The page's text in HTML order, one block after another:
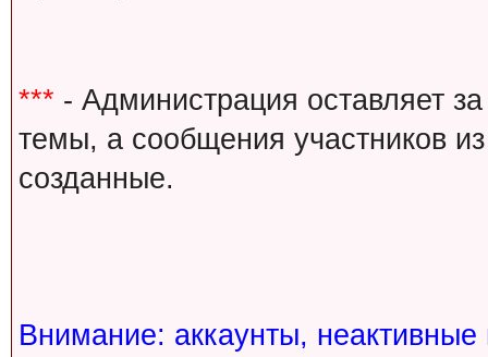
*** - Администрация оставляет
темы, а сообщения участников
созданные.
Внимание: аккаунты,